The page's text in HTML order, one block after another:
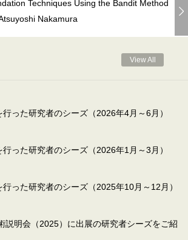
Techniques Using the Bandit Method
Nakamura
View All
った研究者のシーズ（2026年4月～6月）
った研究者のシーズ（2026年1月～3月）
った研究者のシーズ（2025年10月～12月）
説明会（2025）に出展の研究者シーズをご紹